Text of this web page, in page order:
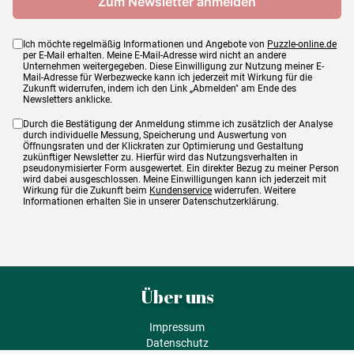
Ich möchte regelmäßig Informationen und Angebote von Puzzle-online.de
per E-Mail erhalten. Meine E-Mail-Adresse wird nicht an andere
Unternehmen weitergegeben. Diese Einwilligung zur Nutzung meiner E-
Mail-Adresse für Werbezwecke kann ich jederzeit mit Wirkung für die
Zukunft widerrufen, indem ich den Link „Abmelden" am Ende des
Newsletters anklicke.
Durch die Bestätigung der Anmeldung stimme ich zusätzlich der Analyse
durch individuelle Messung, Speicherung und Auswertung von
Öffnungsraten und der Klickraten zur Optimierung und Gestaltung
zukünftiger Newsletter zu. Hierfür wird das Nutzungsverhalten in
pseudonymisierter Form ausgewertet. Ein direkter Bezug zu meiner Person
wird dabei ausgeschlossen. Meine Einwilligungen kann ich jederzeit mit
Wirkung für die Zukunft beim Kundenservice widerrufen. Weitere
Informationen erhalten Sie in unserer Datenschutzerklärung.
Über uns
Impressum
Datenschutz